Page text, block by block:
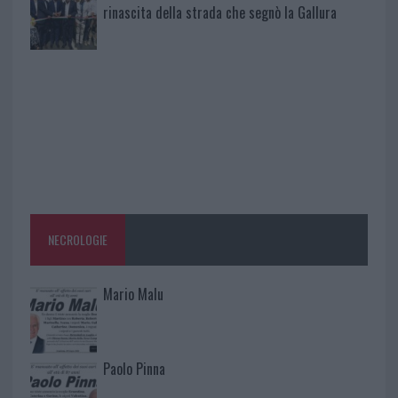
rinascita della strada che segnò la Gallura
NECROLOGIE
Mario Malu
Paolo Pinna